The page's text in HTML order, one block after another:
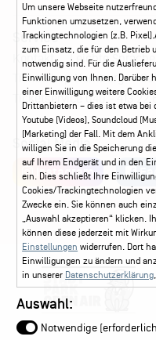
Service
Kontakt Leichte Sprache
Ticketshop Hamburg
Ticketservice 040 - 413 22
Social Media
Instagram
Um unsere Webseite
Funktionen umzusetzen,
Trackingtechnologien (z.B.
zum Einsatz, die für den Betrieb
notwendig sind. Für die
Einwilligung von Ihnen. Darüber
einer Einwilligung weitere
Drittanbietern – dies ist etwa bei
Youtube (Videos), Soundcloud
(Marketing) der Fall. Mit dem
willigen Sie in die Speicherung
auf Ihrem Endgerät und in den
ein. Dies schließt Ihre
Cookies/Trackingtechnologien
Zwecke ein. Sie können auch
„Auswahl akzeptieren“ klicken.
können diese jederzeit mit
Einstellungen widerrufen. Dort
Einwilligungen zu ändern und
in unserer Datenschutzerklärung
Auswahl:
Notwendige